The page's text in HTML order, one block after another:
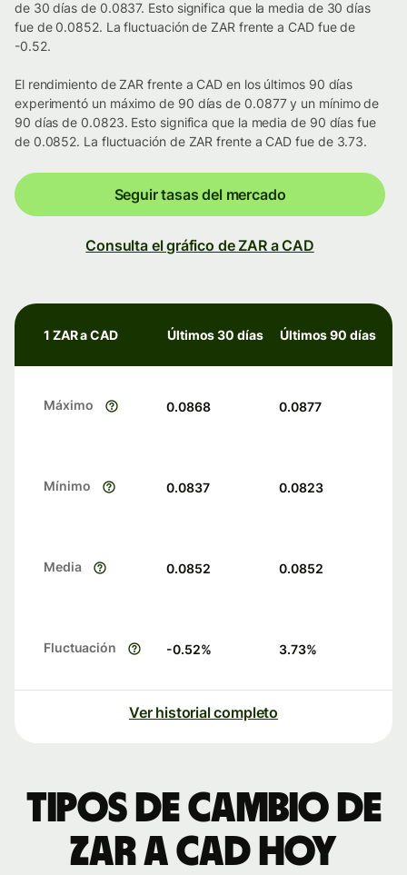
de 30 días de 0.0837. Esto significa que la media de 30 días
fue de 0.0852. La fluctuación de ZAR frente a CAD fue de
-0.52.
El rendimiento de ZAR frente a CAD en los últimos 90 días
experimentó un máximo de 90 días de 0.0877 y un mínimo de
90 días de 0.0823. Esto significa que la media de 90 días fue
de 0.0852. La fluctuación de ZAR frente a CAD fue de 3.73.
Seguir tasas del mercado
Consulta el gráfico de ZAR a CAD
1 ZAR a CAD Últimos 30 días Últimos 90 días
Máximo 0.0868 0.0877
Mínimo 0.0837 0.0823
Media 0.0852 0.0852
Fluctuación -0.52% 3.73%
Ver historial completo
Tipos de cambio de
ZAR a CAD hoy